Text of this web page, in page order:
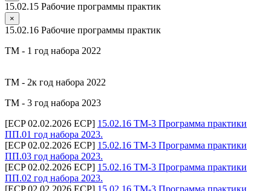
15.02.15 Рабочие программы практик
×
15.02.16 Рабочие программы практик
ТМ - 1 год набора 2022
ТМ - 2к год набора 2022
ТМ - 3 год набора 2023
[ECP 02.02.2026 ECP] 15.02.16 ТМ-3 Программа практики
ПП.01 год набора 2023.
[ECP 02.02.2026 ECP] 15.02.16 ТМ-3 Программа практики
ПП.03 год набора 2023.
[ECP 02.02.2026 ECP] 15.02.16 ТМ-3 Программа практики
ПП.02 год набора 2023.
[ECP 02.02.2026 ECP] 15.02.16 ТМ-3 Программа практики